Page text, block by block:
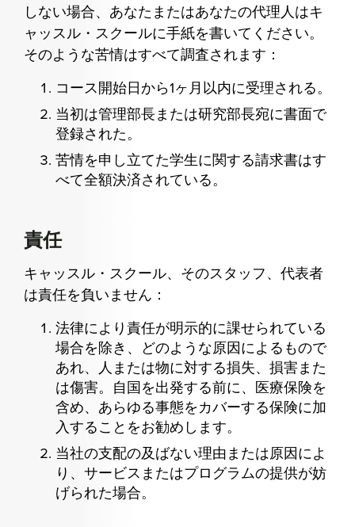
しない場合、あなたまたはあなたの代理人はキ
ャッスル・スクールに手紙を書いてください。
そのような苦情はすべて調査されます：
コース開始日から1ヶ月以内に受理される。
当初は管理部長または研究部長宛に書面で
登録された。
苦情を申し立てた学生に関する請求書はす
べて全額決済されている。
責任
キャッスル・スクール、そのスタッフ、代表者
は責任を負いません：
法律により責任が明示的に課せられている
場合を除き、どのような原因によるもので
あれ、人または物に対する損失、損害また
は傷害。自国を出発する前に、医療保険を
含め、あらゆる事態をカバーする保険に加
入することをお勧めします。
当社の支配の及ばない理由または原因によ
り、サービスまたはプログラムの提供が妨
げられた場合。